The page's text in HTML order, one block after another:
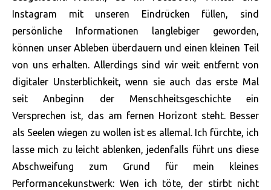
Instagram mit unseren Eindrücken füllen, sind
persönliche Informationen langlebiger geworden,
können unser Ableben überdauern und einen kleinen Teil
von uns erhalten. Allerdings sind wir weit entfernt von
digitaler Unsterblichkeit, wenn sie auch das erste Mal
seit Anbeginn der Menschheitsgeschichte ein
Versprechen ist, das am fernen Horizont steht. Besser
als Seelen wiegen zu wollen ist es allemal. Ich fürchte, ich
lasse mich zu leicht ablenken, jedenfalls führt uns diese
Abschweifung zum Grund für mein kleines
Performancekunstwerk: Wen ich töte, der stirbt nicht